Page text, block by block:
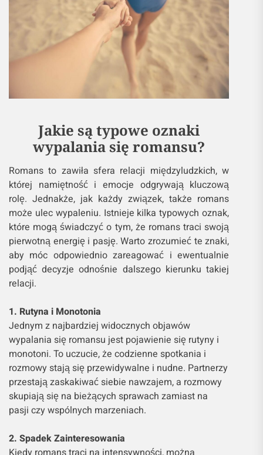
Jakie są typowe oznaki
wypalania się romansu?
Romans to zawiła sfera relacji międzyludzkich, w
której namiętność i emocje odgrywają kluczową
rolę. Jednakże, jak każdy związek, także romans
może ulec wypaleniu. Istnieje kilka typowych oznak,
które mogą świadczyć o tym, że romans traci swoją
pierwotną energię i pasję. Warto zrozumieć te znaki,
aby móc odpowiednio zareagować i ewentualnie
podjąć decyzje odnośnie dalszego kierunku takiej
relacji.
1. Rutyna i Monotonia
Jednym z najbardziej widocznych objawów
wypalania się romansu jest pojawienie się rutyny i
monotoni. To uczucie, że codzienne spotkania i
rozmowy stają się przewidywalne i nudne. Partnerzy
przestają zaskakiwać siebie nawzajem, a rozmowy
skupiają się na bieżących sprawach zamiast na
pasji czy wspólnych marzeniach.
2. Spadek Zainteresowania